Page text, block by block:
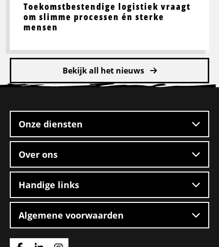
Toekomstbestendige logistiek vraagt
om slimme processen én sterke
mensen
Bekijk all het nieuws
footer
Onze diensten
Over ons
Handige links
Algemene voorwaarden